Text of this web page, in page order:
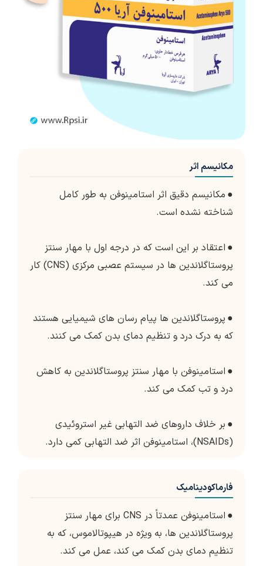
مکانیسم اثر
● مکانیسم دقیق اثر استامینوفن به طور کامل
شناخته نشده است.
● اعتقاد بر این است که در درجه اول با مهار سنتز
پروستاگلاندین ها در سیستم عصبی مرکزی (CNS) کار
می کند.
● پروستاگلاندین ها پیام رسان های شیمیایی هستند
که به درک درد و تنظیم دمای بدن کمک می کنند.
● استامینوفن با مهار سنتز پروستاگلاندین به کاهش
درد و تب کمک می کند.
● بر خلاف داروهای ضد التهابی غیر استروئیدی
(NSAIDs)، استامینوفن اثر ضد التهابی کمی دارد.
فارماکودینامیک
●
استامینوفن عمدتاً در CNS برای مهار سنتز
پروستاگلاندین ها، به ویژه در هیپوتالاموس، که به
تنظیم دمای بدن کمک می کند، عمل می کند.